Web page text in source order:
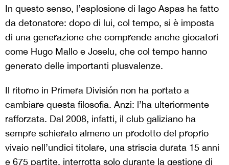
In questo senso, l’esplosione di Iago Aspas ha fatto
da detonatore: dopo di lui, col tempo, si è imposta
di una generazione che comprende anche giocatori
come Hugo Mallo e Joselu, che col tempo hanno
generato delle importanti plusvalenze.
Il ritorno in Primera División non ha portato a
cambiare questa filosofia. Anzi: l’ha ulteriormente
rafforzata. Dal 2008, infatti, il club galiziano ha
sempre schierato almeno un prodotto del proprio
vivaio nell’undici titolare, una striscia durata 15 anni
e 675 partite, interrotta solo durante la gestione di